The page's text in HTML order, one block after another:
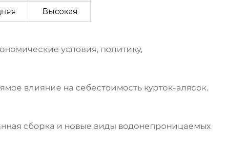
Высокая
условия, политику,
влияние на себестоимость курток-алясок.
сборка и новые виды водонепроницаемых